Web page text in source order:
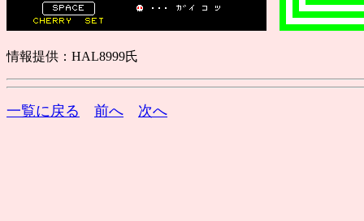
情報提供：HAL8999氏
一覧に戻る 前へ 次へ